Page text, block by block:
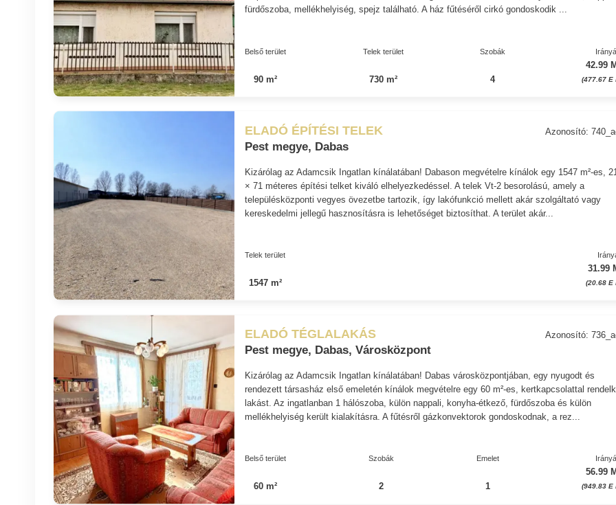
fürdőszoba, mellékhelyiség, spejz található. A ház fűtéséről cirkó gondoskodik ...
Belső terület
90 m²
Telek terület
730 m²
Szobák
4
42.99
(477.67 E
ELADÓ ÉPÍTÉSI TELEK
Pest megye, Dabas
Azonosító:
Kizárólag az Adamcsik Ingatlan kínálatában! Dabason megvételre kínálok egy 1547 m²-es,
× 71 méteres építési telket kiváló elhelyezkedéssel. A telek Vt-2 besorolású, amely a
településközponti vegyes övezetbe tartozik, így lakófunkció mellett akár szolgáltató vagy
kereskedelmi jellegű hasznosításra is lehetőséget biztosíthat. A terület akár...
Telek terület
1547 m²
31.99
(20.68 E
ELADÓ TÉGLALAKÁS
Pest megye, Dabas, Városközpont
Azonosító:
Kizárólag az Adamcsik Ingatlan kínálatában! Dabas városközpontjában, egy nyugodt és
rendezett társasház első emeletén kínálok megvételre egy 60 m²-es, kertkapcsolattal
lakást. Az ingatlanban 1 hálószoba, külön nappali, konyha-étkező, fürdőszoba és külön
mellékhelyiség került kialakításra. A fűtésről gázkonvektorok gondoskodnak, a rez...
Belső terület
60 m²
Szobák
2
Emelet
1
56.99
(949.83 E